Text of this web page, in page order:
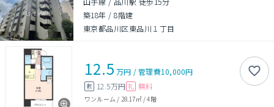
築18年 /8階建
東京都品川区東品川１丁目
12.5 万円 /管理費10,000円
敷 12.5万円 礼 無料
ワンルーム / 28.17㎡/4階